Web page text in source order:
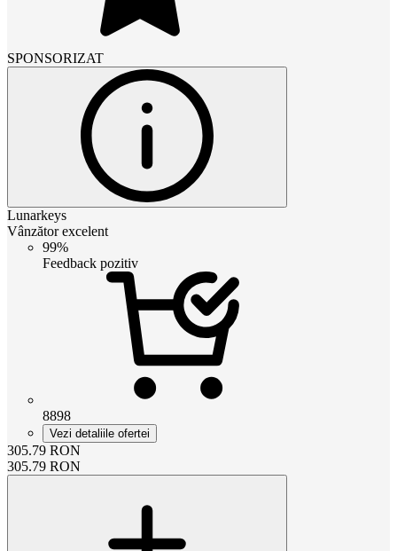
SPONSORIZAT
Lunarkeys
Vânzător excelent
99%
Feedback pozitiv
8898
Vezi detaliile ofertei
305.79 RON
305.79 RON